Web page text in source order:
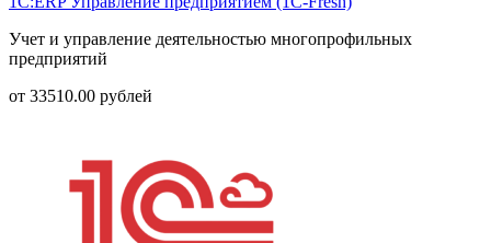
Учет и управление деятельностью многопрофильных
предприятий
от 33510.00 рублей